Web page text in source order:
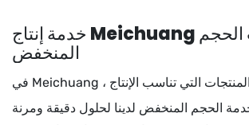
خدمة إنتاج Meichuang ذات الحجم
المنخفض
في Meichuang ، لا نعرف جميع المنتجات التي تناسب الإنتاج
الحجم المنخفض لدينا لحلول دقيقة ومرنة